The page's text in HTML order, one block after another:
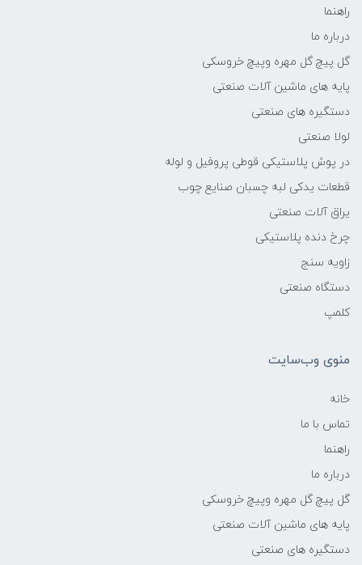
راهنما
درباره ما
گل پیچ گل مهره وپیچ خروسکی
پایه های ماشین آلات صنعتی
دستگیره های صنعتی
لولا صنعتی
در پوش پلاستیکی قوطی پروفیل و لوله
قطعات یدکی لبه چسبان صنایع چوب
یراق آلات صنعتی
چرخ دنده پلاستیکی
زاویه سنج
دستگاه صنعتی
کلمپ
منوی وب‌سایت
خانه
تماس با ما
راهنما
درباره ما
گل پیچ گل مهره وپیچ خروسکی
پایه های ماشین آلات صنعتی
دستگیره های صنعتی